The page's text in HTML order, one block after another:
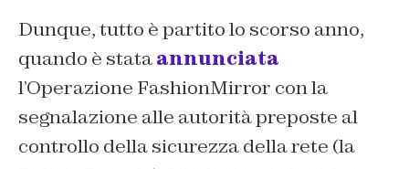
Dunque, tutto è partito lo scorso anno,
quando è stataannunciata
l’Operazione FashionMirror con la
segnalazione alle autorità preposte al
controllo della sicurezza della rete (la